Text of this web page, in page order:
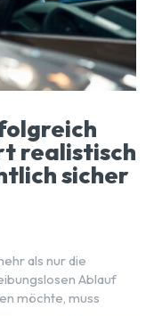
realistisch
sicher
als nur die
Ablauf
möchte, muss